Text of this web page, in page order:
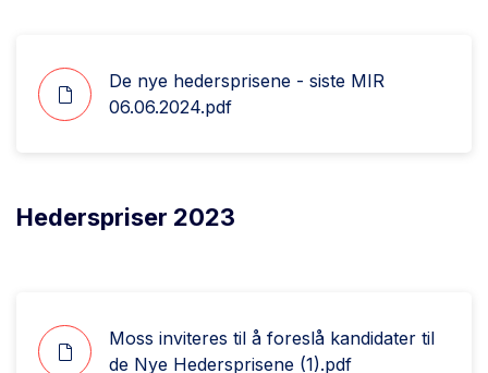
De nye hedersprisene - siste MIR
06.06.2024.pdf
Hederspriser 2023
Moss inviteres til å foreslå kandidater til
de Nye Hedersprisene (1).pdf